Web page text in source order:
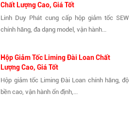
Chất Lượng Cao, Giá Tốt
Linh Duy Phát cung cấp hộp giảm tốc SEW
chính hãng, đa dạng model, vận hành...
Hộp Giảm Tốc Liming Đài Loan Chất
Lượng Cao, Giá Tốt
Hộp giảm tốc Liming Đài Loan chính hãng, độ
bền cao, vận hành ổn định,...